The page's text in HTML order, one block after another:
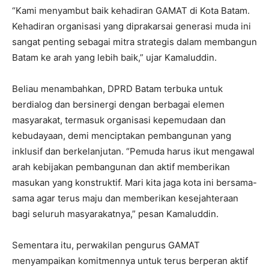
“Kami menyambut baik kehadiran GAMAT di Kota Batam.
Kehadiran organisasi yang diprakarsai generasi muda ini
sangat penting sebagai mitra strategis dalam membangun
Batam ke arah yang lebih baik,” ujar Kamaluddin.
Beliau menambahkan, DPRD Batam terbuka untuk
berdialog dan bersinergi dengan berbagai elemen
masyarakat, termasuk organisasi kepemudaan dan
kebudayaan, demi menciptakan pembangunan yang
inklusif dan berkelanjutan. “Pemuda harus ikut mengawal
arah kebijakan pembangunan dan aktif memberikan
masukan yang konstruktif. Mari kita jaga kota ini bersama-
sama agar terus maju dan memberikan kesejahteraan
bagi seluruh masyarakatnya,” pesan Kamaluddin.
Sementara itu, perwakilan pengurus GAMAT
menyampaikan komitmennya untuk terus berperan aktif